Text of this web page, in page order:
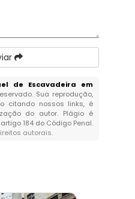
de Escavadeira em
Sua reprodução,
citando nossos links, é
do autor. Plágio é
184 do Código Penal.
autorais.